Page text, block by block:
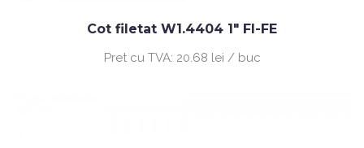
Cot filetat W1.4404 1" FI-FE
Pret cu TVA: 20.68 lei / buc